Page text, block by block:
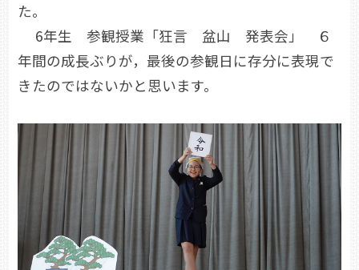
た。
6年生 参観授業「狂言 盆山 発表会」 ６
年間の成長ぶりが，最後の参観日に存分に表現で
きたのではないかと思います。